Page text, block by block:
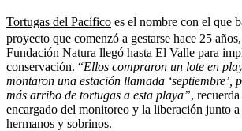
Tortugas del Pacífico es el nombre con el que
proyecto que comenzó a gestarse hace 25
Fundación Natura llegó hasta El Valle para
conservación. “Ellos compraron un lote en
montaron una estación llamada ‘septiembre’,
más arribo de tortugas a esta playa”,
encargado del monitoreo y la liberación junto a
hermanos y sobrinos.